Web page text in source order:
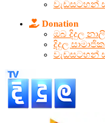
වැඩසටහන්
Donation
ඔබ දිදුල
දිදුල
වැඩසටහන්